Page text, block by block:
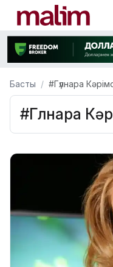
Басты #Гүлнара
#Гүлнара